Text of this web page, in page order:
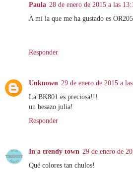
Paula 28 de enero de 2015 a las
A mi la que me ha gustado es
Responder
Unknown 29 de enero de 2015 a
La BK801 es preciosa!!!
un besazo julia!
Responder
In a trendy town 29 de enero de
Qué colores tan chulos!